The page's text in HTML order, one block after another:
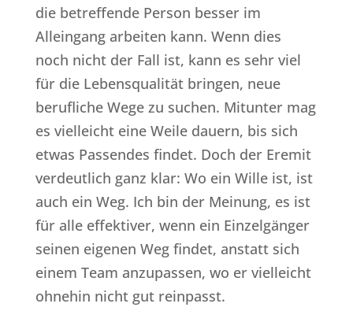
die betreffende Person besser im
Alleingang arbeiten kann. Wenn dies
noch nicht der Fall ist, kann es sehr viel
für die Lebensqualität bringen, neue
berufliche Wege zu suchen. Mitunter mag
es vielleicht eine Weile dauern, bis sich
etwas Passendes findet. Doch der Eremit
verdeutlich ganz klar: Wo ein Wille ist, ist
auch ein Weg. Ich bin der Meinung, es ist
für alle effektiver, wenn ein Einzelgänger
seinen eigenen Weg findet, anstatt sich
einem Team anzupassen, wo er vielleicht
ohnehin nicht gut reinpasst.